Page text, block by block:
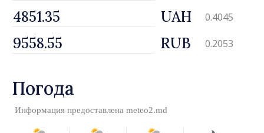
UAH 0.4045
RUB 0.2053
Погода
Информация предоставлена meteo2.md